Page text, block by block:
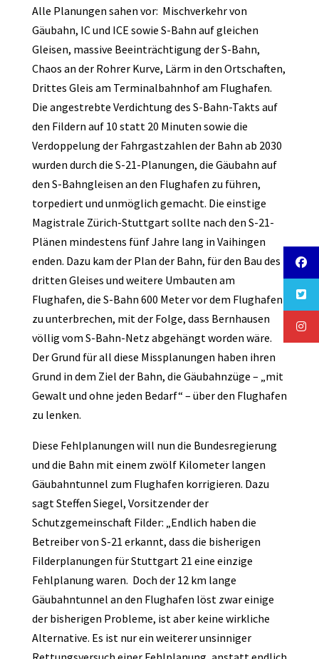
Alle Planungen sahen vor: Mischverkehr von
Gäubahn, IC und ICE sowie S-Bahn auf gleichen
Gleisen, massive Beeinträchtigung der S-Bahn,
Chaos an der Rohrer Kurve, Lärm in den Ortschaften,
Drittes Gleis am Terminalbahnhof am Flughafen.
Die angestrebte Verdichtung des S-Bahn-Takts auf
den Fildern auf 10 statt 20 Minuten sowie die
Verdoppelung der Fahrgastzahlen der Bahn ab 2030
wurden durch die S-21-Planungen, die Gäubahn auf
den S-Bahngleisen an den Flughafen zu führen,
torpediert und unmöglich gemacht. Die einstige
Magistrale Zürich-Stuttgart sollte nach den S-21-
Plänen mindestens fünf Jahre lang in Vaihingen
enden. Dazu kam der Plan der Bahn, für den Bau des
dritten Gleises und weitere Umbauten am
Flughafen, die S-Bahn 600 Meter vor dem Flughafen
zu unterbrechen, mit der Folge, dass Bernhausen
völlig vom S-Bahn-Netz abgehängt worden wäre.
Der Grund für all diese Missplanungen haben ihren
Grund in dem Ziel der Bahn, die Gäubahnzüge – „mit
Gewalt und ohne jeden Bedarf“ – über den Flughafen
zu lenken.
Diese Fehlplanungen will nun die Bundesregierung
und die Bahn mit einem zwölf Kilometer langen
Gäubahntunnel zum Flughafen korrigieren. Dazu
sagt Steffen Siegel, Vorsitzender der
Schutzgemeinschaft Filder: „Endlich haben die
Betreiber von S-21 erkannt, dass die bisherigen
Filderplanungen für Stuttgart 21 eine einzige
Fehlplanung waren. Doch der 12 km lange
Gäubahntunnel an den Flughafen löst zwar einige
der bisherigen Probleme, ist aber keine wirkliche
Alternative. Es ist nur ein weiterer unsinniger